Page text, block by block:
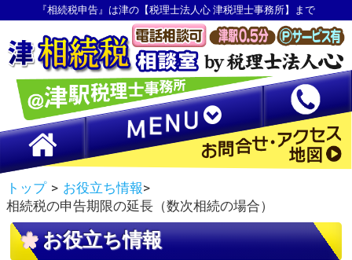
『相続税申告』は津の【税理士法人心 津税理士事務所】まで
トップ > お役立ち情報>
相続税の申告期限の延長（数次相続の場合）
お役立ち情報